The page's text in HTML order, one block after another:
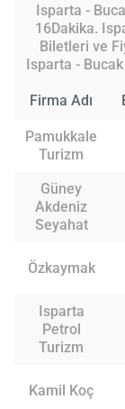
Isparta -
16Dakika.
Biletleri ve
Isparta -
Firma Adı
Pamukkale
Turizm
Güney
Akdeniz
Seyahat
Özkaymak
Isparta
Petrol
Turizm
Kamil Koç